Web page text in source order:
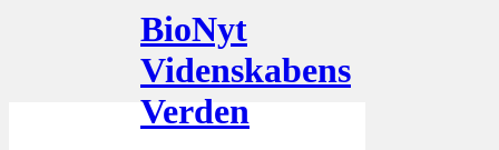
BioNyt
Videnskabens
Verden